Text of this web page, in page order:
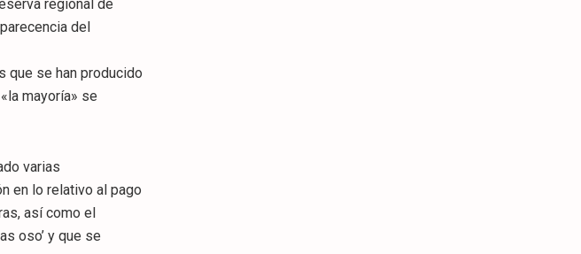
regional de
del
que se han producido
mayoría» se
varias
en lo relativo al pago
así como el
oso’ y que se